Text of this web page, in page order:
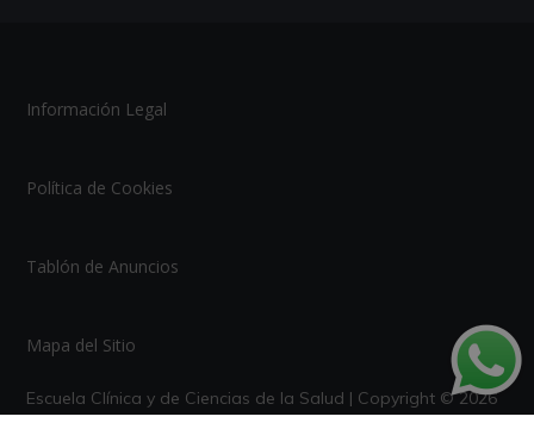
Información Legal
Política de Cookies
Tablón de Anuncios
Mapa del Sitio
Escuela Clínica y de Ciencias de la Salud | Copyright © 2026